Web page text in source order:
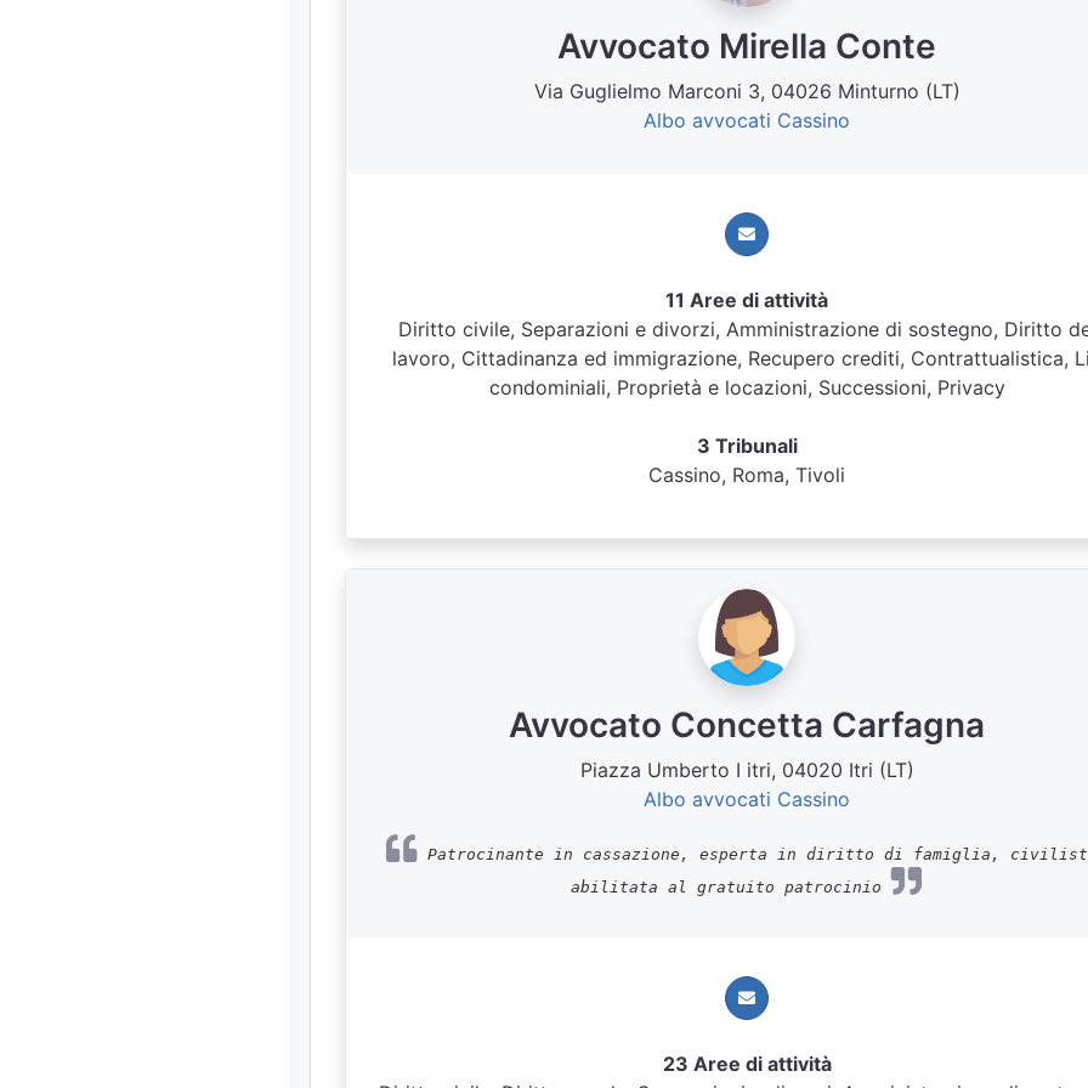
Avvocato Mirella Conte
Via Guglielmo Marconi 3, 04026 Minturno (LT)
Albo avvocati Cassino
11 Aree di attività
Diritto civile, Separazioni e divorzi, Amministrazione di sostegno, Diritto
lavoro, Cittadinanza ed immigrazione, Recupero crediti, Contrattualistica,
condominiali, Proprietà e locazioni, Successioni, Privacy
3 Tribunali
Cassino, Roma, Tivoli
Avvocato Concetta Carfagna
Piazza Umberto I itri, 04020 Itri (LT)
Albo avvocati Cassino
Patrocinante in cassazione, esperta in diritto di famiglia,
abilitata al gratuito patrocinio
23 Aree di attività